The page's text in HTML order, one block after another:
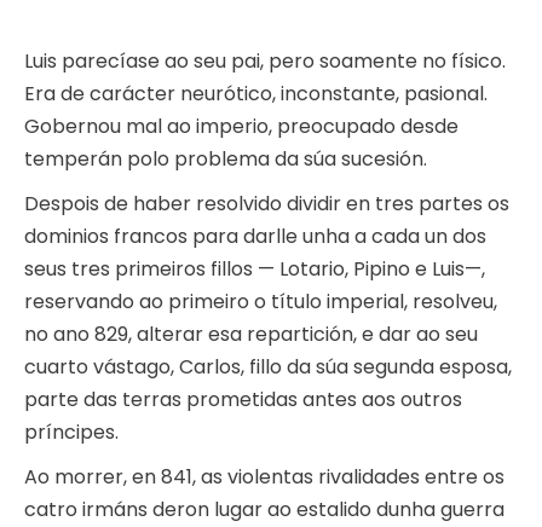
Luis parecíase ao seu pai, pero soamente no físico.
Era de carácter neurótico, inconstante, pasional.
Gobernou mal ao imperio, preocupado desde
temperán polo problema da súa sucesión.
Despois de haber resolvido dividir en tres partes os
dominios francos para darlle unha a cada un dos
seus tres primeiros fillos — Lotario, Pipino e Luis—,
reservando ao primeiro o título imperial, resolveu,
no ano 829, alterar esa repartición, e dar ao seu
cuarto vástago, Carlos, fillo da súa segunda esposa,
parte das terras prometidas antes aos outros
príncipes.
Ao morrer, en 841, as violentas rivalidades entre os
catro irmáns deron lugar ao estalido dunha guerra